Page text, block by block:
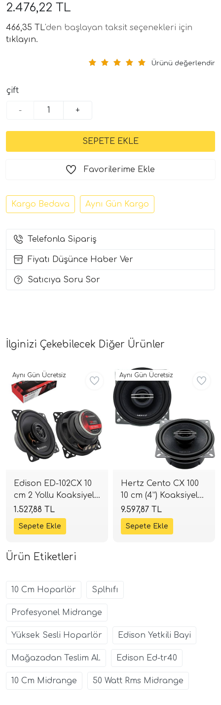
Arac Baslari)
2.476,22 TL
466,35 TL'den başlayan taksit seçenekleri için
tıklayın.
Ürünü değerlendir
çift
- +
Favorilerime Ekle
Kargo Bedava Aynı Gün Kargo
Telefonla Sipariş
Fiyatı Düşünce Haber Ver
Satıcıya Soru Sor
İlginizi Çekebilecek Diğer Ürünler
Edison ED-102CX 10
cm 2 Yollu Koaksiyel
Hoparlör | 180W
Peak | SPLHIFI
1.527,88 TL
Aynı Gün Ücretsiz
Hertz Cento CX 100
10 cm (4”) Koaksiyel
Hoparlör | 120W 4
Ohm | SPLHIFI
9.597,87 TL
Aynı Gün Ücretsiz
Ürün Etiketleri
10 Cm Hoparlör Splhıfı
Profesyonel Midrange
Yüksek Sesli Hoparlör Edison Yetkili Bayi
Mağazadan Teslim Al. Edison Ed-tr40
10 Cm Midrange 50 Watt Rms Midrange